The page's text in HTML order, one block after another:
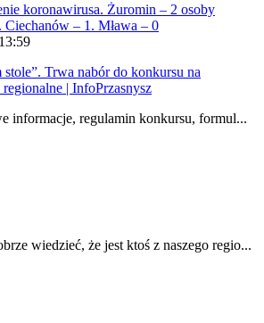
koronawirusa. Żuromin – 2 osoby
Ciechanów – 1. Mława – 0
Trwa nabór do konkursu na
| InfoPrzasnysz
informacje, regulamin konkursu, formul...
wiedzieć, że jest ktoś z naszego regio...